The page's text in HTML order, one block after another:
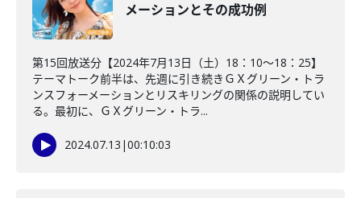
メーションとその成功例
第15回放送分【2024年7月13日（土）18：10～18：25】
テーマトーク前半は、先週に引き続きＧＸグリーン・トラ
ンスフォーメーションとリスキリングの関係の説明してい
る。最初に、ＧＸグリーン・トラ...
2024.07.13 |00:10:03